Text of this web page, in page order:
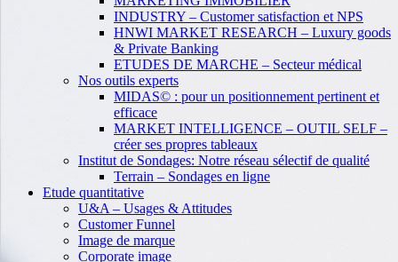
INDUSTRY – Customer satisfaction et NPS
HNWI MARKET RESEARCH – Luxury goods
& Private Banking
ETUDES DE MARCHE – Secteur médical
Nos outils experts
MIDAS© : pour un positionnement pertinent et
efficace
MARKET INTELLIGENCE – OUTIL SELF –
créer ses propres tableaux
Institut de Sondages: Notre réseau sélectif de qualité
Terrain – Sondages en ligne
Etude quantitative
U&A – Usages & Attitudes
Customer Funnel
Image de marque
Corporate image